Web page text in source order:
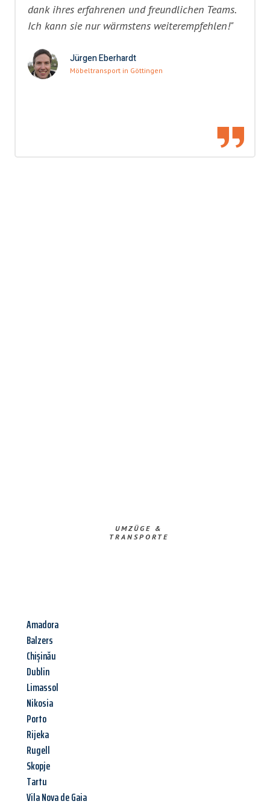
dank ihres erfahrenen und freundlichen Teams.
Ich kann sie nur wärmstens weiterempfehlen!"
Jürgen Eberhardt
Möbeltransport in Göttingen
UMZÜGE &
TRANSPORTE
Amadora
Balzers
Chișinău
Dublin
Limassol
Nikosia
Porto
Rijeka
Rugell
Skopje
Tartu
Vila Nova de Gaia